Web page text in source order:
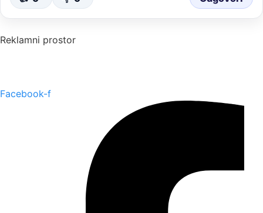
Reklamni prostor
Facebook-f